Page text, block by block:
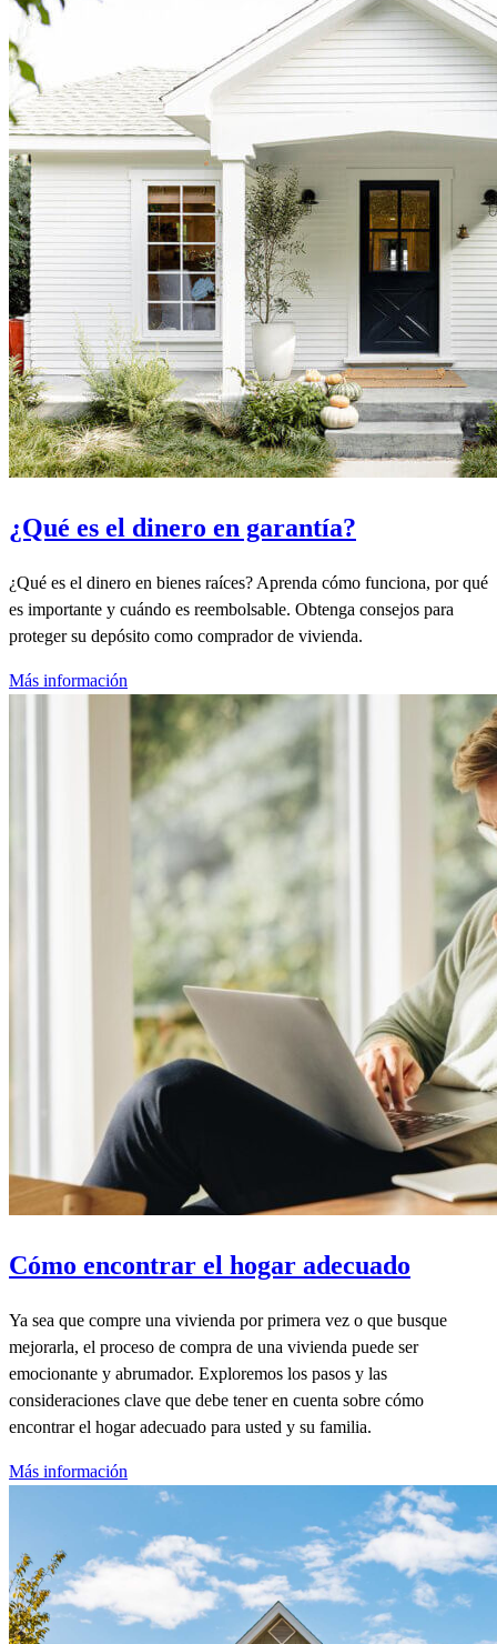
¿Qué es el dinero en garantía?
¿Qué es el dinero en bienes raíces? Aprenda cómo funciona, por qué
es importante y cuándo es reembolsable. Obtenga consejos para
proteger su depósito como comprador de vivienda.
Más información
Cómo encontrar el hogar adecuado
Ya sea que compre una vivienda por primera vez o que busque
mejorarla, el proceso de compra de una vivienda puede ser
emocionante y abrumador. Exploremos los pasos y las
consideraciones clave que debe tener en cuenta sobre cómo
encontrar el hogar adecuado para usted y su familia.
Más información